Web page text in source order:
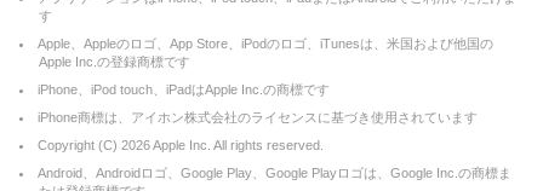
す
Apple、Appleのロゴ、App Store、iPodのロゴ、iTunesは、米国および他国の
Apple Inc.の登録商標です
iPhone、iPod touch、iPadはApple Inc.の商標です
iPhone商標は、アイホン株式会社のライセンスに基づき使用されています
Copyright (C) 2026Apple Inc. All rights reserved.
Android、Androidロゴ、Google Play、Google Playロゴは、Google Inc.の商標ま